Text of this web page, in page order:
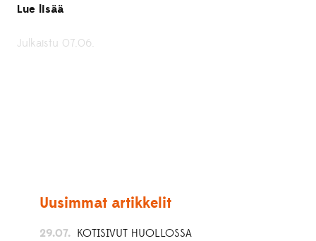
Lue lisää
Julkaistu 07.06.
Uusimmat artikkelit
29.07. KOTISIVUT HUOLLOSSA